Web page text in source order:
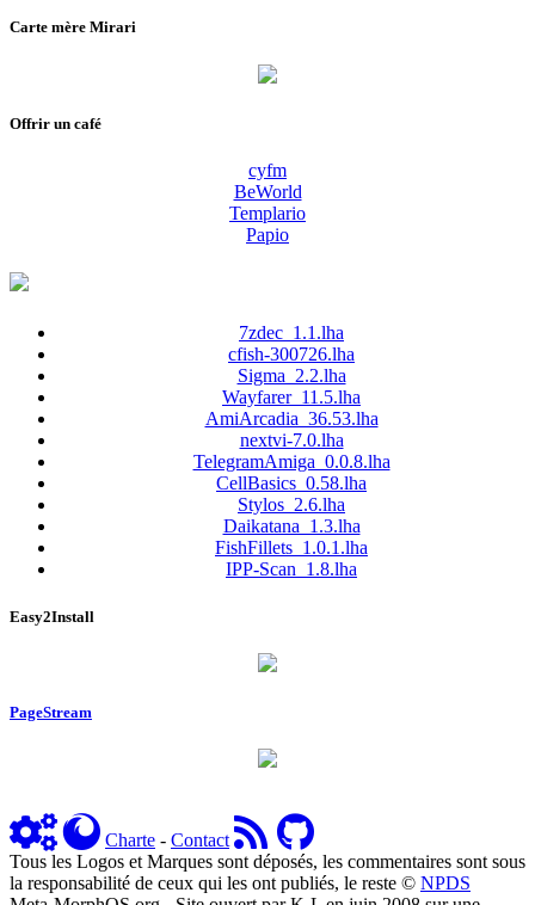
Carte mère Mirari
Offrir un café
cyfm
BeWorld
Templario
Papio
7zdec_1.1.lha
cfish-300726.lha
Sigma_2.2.lha
Wayfarer_11.5.lha
AmiArcadia_36.53.lha
nextvi-7.0.lha
TelegramAmiga_0.0.8.lha
CellBasics_0.58.lha
Stylos_2.6.lha
Daikatana_1.3.lha
FishFillets_1.0.1.lha
IPP-Scan_1.8.lha
Easy2Install
PageStream
Charte - Contact
Tous les Logos et Marques sont déposés, les commentaires sont sous
la responsabilité de ceux qui les ont publiés, le reste © NPDS